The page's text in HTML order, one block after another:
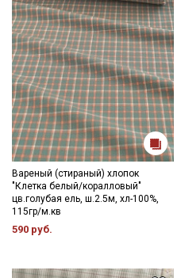
Вареный (стираный) хлопок
"Клетка белый/коралловый"
цв.голубая ель, ш.2.5м, хл-100%,
115гр/м.кв
590 руб.